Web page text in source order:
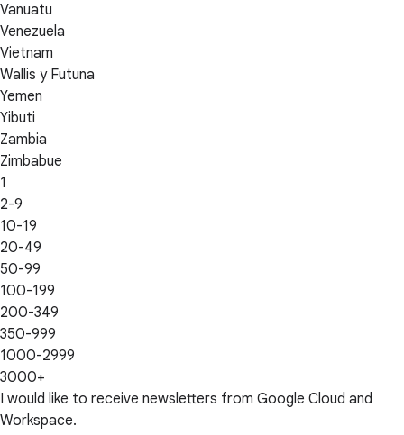
Vanuatu
Venezuela
Vietnam
Wallis y Futuna
Yemen
Yibuti
Zambia
Zimbabue
1
2-9
10-19
20-49
50-99
100-199
200-349
350-999
1000-2999
3000+
I would like to receive newsletters from Google Cloud and
Workspace.